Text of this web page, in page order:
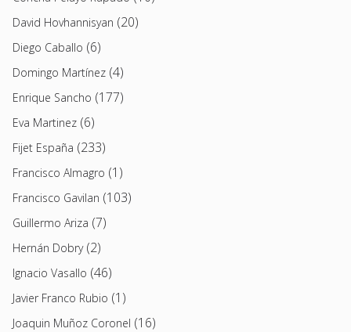
David Hovhannisyan (20)
Diego Caballo (6)
Domingo Martínez (4)
Enrique Sancho (177)
Eva Martinez (6)
Fijet España (233)
Francisco Almagro (1)
Francisco Gavilan (103)
Guillermo Ariza (7)
Hernán Dobry(2)
Ignacio Vasallo (46)
Javier Franco Rubio (1)
Joaquin Muñoz Coronel (16)